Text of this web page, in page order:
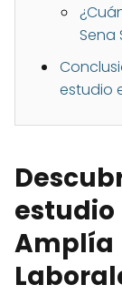
Sena
estudio
estudio